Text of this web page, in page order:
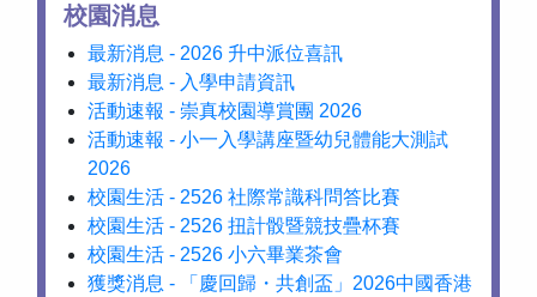
校園消息
最新消息 - 2026 升中派位喜訊
最新消息 - 入學申請資訊
活動速報 - 崇真校園導賞團 2026
活動速報 - 小一入學講座暨幼兒體能大測試
2026
校園生活 - 2526 社際常識科問答比賽
校園生活 - 2526 扭計骰暨競技疊杯賽
校園生活 - 2526 小六畢業茶會
獲獎消息 - 「慶回歸・共創盃」2026中國香港